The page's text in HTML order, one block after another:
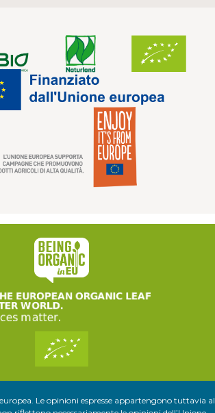
Le opinioni espresse appartengono tuttavia al